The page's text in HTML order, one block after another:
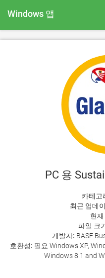
Windows 앱
PC 용
카테고
최근 업데
현
파일 크
개발자: BASF
호환성: 필요 Windows XP,
Windows 8.1 and